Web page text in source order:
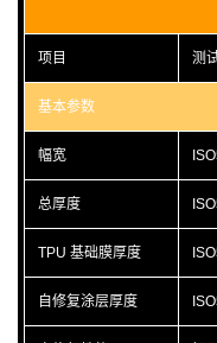
项目 测
基本参数
幅宽
总厚度
TPU 基础膜厚度
自修复涂层厚度